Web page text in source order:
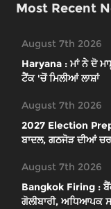
Most Recent
August 7th 2026
Haryana : ਮਾਂ ਨੇ ਦੋ
ਟੈਂਕ 'ਚੋਂ ਮਿਲੀਆਂ ਲਾਸ਼ਾਂ
August 7th 2026
2027 Election
ਬਾਦਲ, ਗਠਜੋੜ ਦੀਆਂ
August 7th 2026
Bangkok Firing :
ਗੋਲੀਬਾਰੀ, ਅਧਿਆਪਕ